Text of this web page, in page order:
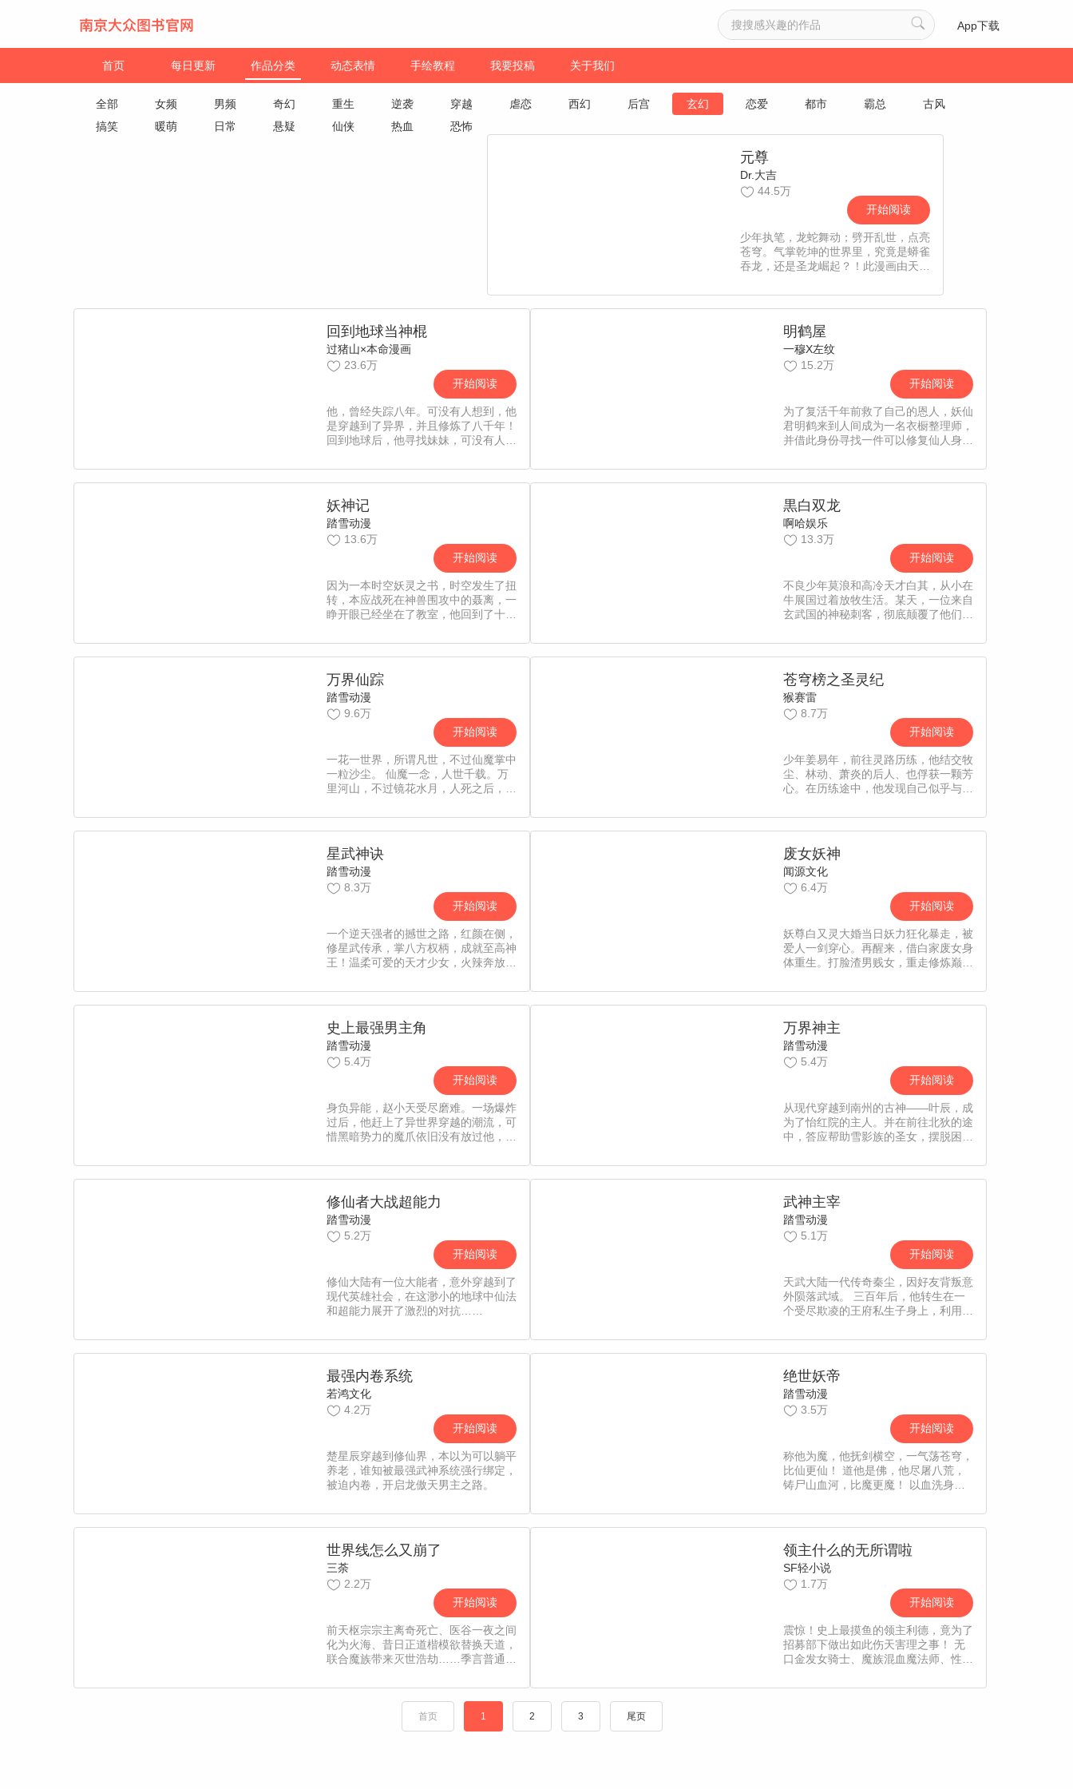
App下载
首页 每日更新 作品分类 动态表情 手绘教程 我要投稿 关于我们
全部 女频 男频 奇幻 重生 逆袭 穿越 虐恋 西幻 后宫 玄幻 恋爱 都市 霸总
古风
搞笑
暖萌 日常 悬疑 仙侠 热血 恐怖
元尊
Dr.大吉
44.5万
开始阅读
少年执笔，龙蛇舞动；劈开乱世，点亮
苍穹。气掌乾坤的世界里，究竟是蟒雀
吞龙，还是圣龙崛起？！此漫画由天蚕
回到地球当神棍
过猪山×本命漫画
23.6万
开始阅读
他，曾经失踪八年。可没有人想到，他
是穿越到了异界，并且修炼了八千年！
回到地球后，他寻找妹妹，可没有人想
地球上的所有大势力！他拐跑豪门千
金。可没有人想到，他在拐跑千金的同
时，顺便灭了人家的未婚夫。他能炼
丹，会打架，若是有人惹了他……将会
万劫不复！
明鹤屋
一穆X左纹
15.2万
开始阅读
为了复活千年前救了自己的恩人，妖仙
君明鹤来到人间成为一名衣橱整理师，
并借此身份寻找一件可以修复仙人身体
而交不到朋友的高中女生金小小，在帮
助了她同时她也帮助了自己后，两人开
始了逗逼互锤的奇妙生活。【责编：蓝
蓝】
妖神记
踏雪动漫
13.6万
开始阅读
因为一本时空妖灵之书，时空发生了扭
转，本应战死在神兽围攻中的聂离，一
睁开眼已经坐在了教室，他回到了十三
自己的挚爱之人。
黒白双龙
啊哈娱乐
13.3万
开始阅读
不良少年莫浪和高冷天才白其，从小在
牛展国过着放牧生活。某天，一位来自
玄武国的神秘刺客，彻底颠覆了他们的
伍六七黑白双龙
万界仙踪
踏雪动漫
9.6万
开始阅读
一花一世界，所谓凡世，不过仙魔掌中
一粒沙尘。 仙魔一念，人世千载。万
里河山，不过镜花水月，人死之后，魂
苍穹榜之圣灵纪
猴赛雷
8.7万
开始阅读
少年姜易年，前往灵路历练，他结交牧
尘、林动、萧炎的后人、也俘获一颗芳
心。在历练途中，他发现自己似乎与封
段新的故事即将从这里开始……
星武神诀
踏雪动漫
8.3万
开始阅读
一个逆天强者的撼世之路，红颜在侧，
修星武传承，掌八方权柄，成就至高神
王！温柔可爱的天才少女，火辣奔放的
高女武神，一个不一样的悟道之路，一
段不一样的传奇！
废女妖神
闻源文化
6.4万
开始阅读
妖尊白又灵大婚当日妖力狂化暴走，被
爱人一剑穿心。再醒来，借白家废女身
体重生。打脸渣男贱女，重走修炼巅
弟。你们这些满腹仁义，道貌岸然的伪
君子，都给我洗干净脖子等着！ “尤其
是你，许奚渊，你也尝尝被爱人亲手了
断的滋味吧！”
史上最强男主角
踏雪动漫
5.4万
开始阅读
身负异能，赵小天受尽磨难。一场爆炸
过后，他赶上了异世界穿越的潮流，可
惜黑暗势力的魔爪依旧没有放过他，暗
仙名门——逍遥门，从此开启他努
（凡）力（尔）修（赛）炼之路。
万界神主
踏雪动漫
5.4万
开始阅读
从现代穿越到南州的古神——叶辰，成
为了怡红院的主人。并在前往北狄的途
中，答应帮助雪影族的圣女，摆脱困
修仙者大战超能力
踏雪动漫
5.2万
开始阅读
修仙大陆有一位大能者，意外穿越到了
现代英雄社会，在这渺小的地球中仙法
和超能力展开了激烈的对抗……
武神主宰
踏雪动漫
5.1万
开始阅读
天武大陆一代传奇秦尘，因好友背叛意
外陨落武域。 三百年后，他转生在一
个受尽欺凌的王府私生子身上，利用前
强势崛起，从此踏上一段震惊大陆的惊
世之旅…
最强内卷系统
若鸿文化
4.2万
开始阅读
楚星辰穿越到修仙界，本以为可以躺平
养老，谁知被最强武神系统强行绑定，
被迫内卷，开启龙傲天男主之路。
绝世妖帝
踏雪动漫
3.5万
开始阅读
称他为魔，他抚剑横空，一气荡苍穹，
比仙更仙！ 道他是佛，他尽屠八荒，
铸尸山血河，比魔更魔！ 以血洗身，
少年林枫自困境中崛起，偶得鸿蒙妖
种，成为天地间唯一祖妖！
世界线怎么又崩了
三荼
2.2万
开始阅读
前天枢宗宗主离奇死亡、医谷一夜之间
化为火海、昔日正道楷模欲替换天道，
联合魔族带来灭世浩劫……季言普通生
年，说季言其实是仙洲的人，在这只是
因之前重伤病危，师父把你放在小世界
养魂，这场浩劫即将来临，唯一的办法
是让季言回到过去进行修正。时间的齿
领主什么的无所谓啦
SF轻小说
1.7万
开始阅读
震惊！史上最摸鱼的领主利德，竟为了
招募部下做出如此伤天害理之事！ 无
口金发女骑士、魔族混血魔法师、性别
首页 1 2 3 尾页